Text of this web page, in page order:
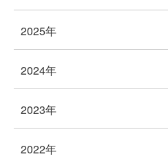
2025年
2024年
2023年
2022年